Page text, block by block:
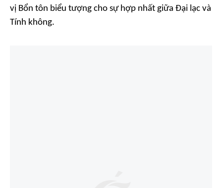
vị Bổn tôn biểu tượng cho sự hợp nhất giữa Đại lạc và
Tính không.